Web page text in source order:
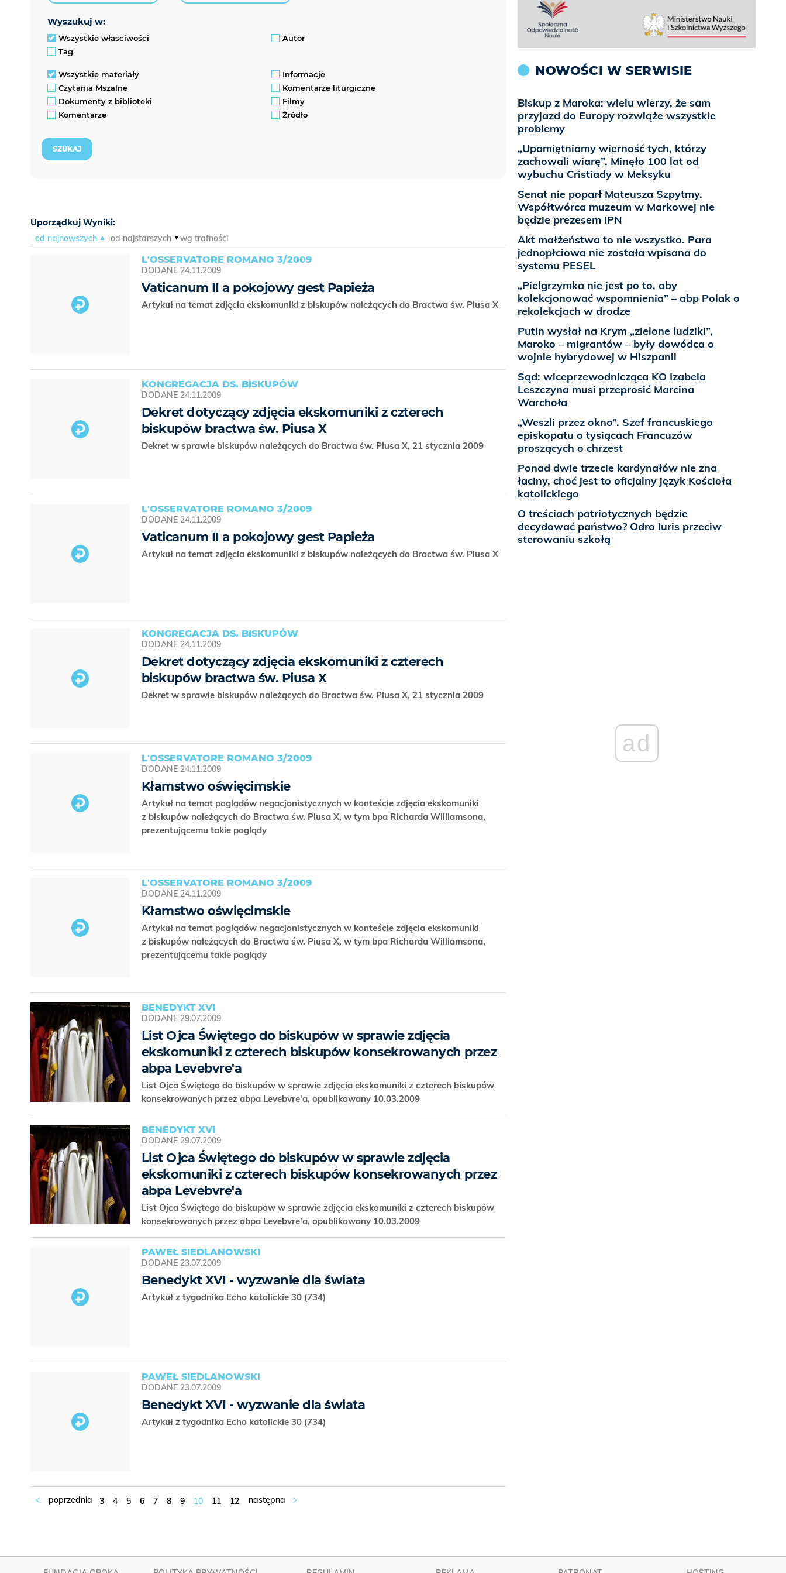
wyszukuj w:
Wszystkie własciwości
Autor
Tag
Wszystkie materiały
Informacje
Czytania Mszalne
Komentarze liturgiczne
Dokumenty z biblioteki
Filmy
Komentarze
Źródło
Uporządkuj Wyniki:
od najnowszych
od najstarszych wg trafności
L'OSSERVATORE ROMANO 3/2009
DODANE 24.11.2009
Vaticanum II a pokojowy gest Papieża
Artykuł na temat zdjęcia ekskomuniki z biskupów należących do Bractwa św. Piusa X
KONGREGACJA DS. BISKUPÓW
DODANE 24.11.2009
Dekret dotyczący zdjęcia ekskomuniki z czterech
biskupów bractwa św. Piusa X
Dekret w sprawie biskupów należących do Bractwa św. Piusa X, 21 stycznia 2009
L'OSSERVATORE ROMANO 3/2009
DODANE 24.11.2009
Vaticanum II a pokojowy gest Papieża
Artykuł na temat zdjęcia ekskomuniki z biskupów należących do Bractwa św. Piusa X
KONGREGACJA DS. BISKUPÓW
DODANE 24.11.2009
Dekret dotyczący zdjęcia ekskomuniki z czterech
biskupów bractwa św. Piusa X
Dekret w sprawie biskupów należących do Bractwa św. Piusa X, 21 stycznia 2009
L'OSSERVATORE ROMANO 3/2009
DODANE 24.11.2009
Kłamstwo oświęcimskie
Artykuł na temat poglądów negacjonistycznych w konteście zdjęcia ekskomuniki
z biskupów należących do Bractwa św. Piusa X, w tym bpa Richarda Williamsona,
prezentującemu takie poglądy
L'OSSERVATORE ROMANO 3/2009
DODANE 24.11.2009
Kłamstwo oświęcimskie
Artykuł na temat poglądów negacjonistycznych w konteście zdjęcia ekskomuniki
z biskupów należących do Bractwa św. Piusa X, w tym bpa Richarda Williamsona,
prezentującemu takie poglądy
BENEDYKT XVI
DODANE 29.07.2009
List Ojca Świętego do biskupów w sprawie zdjęcia
ekskomuniki z czterech biskupów konsekrowanych przez
abpa Levebvre'a
List Ojca Świętego do biskupów w sprawie zdjęcia ekskomuniki z czterech biskupów
konsekrowanych przez abpa Levebvre'a, opublikowany 10.03.2009
BENEDYKT XVI
DODANE 29.07.2009
List Ojca Świętego do biskupów w sprawie zdjęcia
ekskomuniki z czterech biskupów konsekrowanych przez
abpa Levebvre'a
List Ojca Świętego do biskupów w sprawie zdjęcia ekskomuniki z czterech biskupów
konsekrowanych przez abpa Levebvre'a, opublikowany 10.03.2009
PAWEŁ SIEDLANOWSKI
DODANE 23.07.2009
Benedykt XVI - wyzwanie dla świata
Artykuł z tygodnika Echo katolickie 30 (734)
PAWEŁ SIEDLANOWSKI
DODANE 23.07.2009
Benedykt XVI - wyzwanie dla świata
Artykuł z tygodnika Echo katolickie 30 (734)
3 4 5 6 7 8 9 10 11 12
NOWOŚCI W SERWISIE
Biskup z Maroka: wielu wierzy, że sam
przyjazd do Europy rozwiąże wszystkie
problemy
„Upamiętniamy wierność tych, którzy
zachowali wiarę”. Minęło 100 lat od
wybuchu Cristiady w Meksyku
Senat nie poparł Mateusza Szpytmy.
Współtwórca muzeum w Markowej nie
będzie prezesem IPN
Akt małżeństwa to nie wszystko. Para
jednopłciowa nie została wpisana do
systemu PESEL
„Pielgrzymka nie jest po to, aby
kolekcjonować wspomnienia” – abp Polak o
rekolekcjach w drodze
Putin wysłał na Krym „zielone ludziki”,
Maroko – migrantów – były dowódca o
wojnie hybrydowej w Hiszpanii
Sąd: wiceprzewodnicząca KO Izabela
Leszczyna musi przeprosić Marcina
Warchoła
„Weszli przez okno”. Szef francuskiego
episkopatu o tysiącach Francuzów
proszących o chrzest
Ponad dwie trzecie kardynałów nie zna
łaciny, choć jest to oficjalny język Kościoła
katolickiego
O treściach patriotycznych będzie
decydować państwo? Odro Iuris przeciw
sterowaniu szkołą
ad